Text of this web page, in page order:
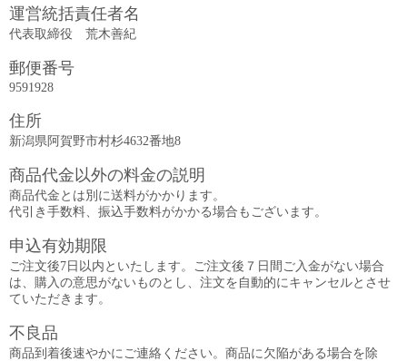
運営統括責任者名
代表取締役 荒木善紀
郵便番号
9591928
住所
新潟県阿賀野市村杉4632番地8
商品代金以外の料金の説明
商品代金とは別に送料がかかります。
代引き手数料、振込手数料がかかる場合もございます。
申込有効期限
ご注文後7日以内といたします。ご注文後７日間ご入金がない場合
は、購入の意思がないものとし、注文を自動的にキャンセルとさせ
ていただきます。
不良品
商品到着後速やかにご連絡ください。商品に欠陥がある場合を除